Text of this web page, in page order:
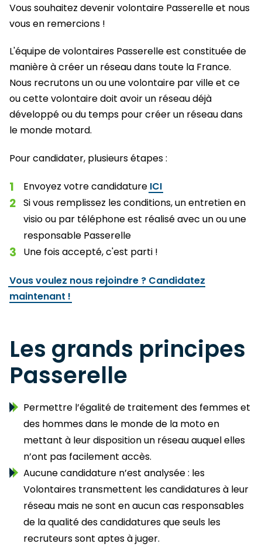
Vous souhaitez devenir volontaire Passerelle et nous
vous en remercions !
L'équipe de volontaires Passerelle est constituée de
manière à créer un réseau dans toute la France.
Nous recrutons un ou une volontaire par ville et ce
ou cette volontaire doit avoir un réseau déjà
développé ou du temps pour créer un réseau dans
le monde motard.
Pour candidater, plusieurs étapes :
Envoyez votre candidature ICI
Si vous remplissez les conditions, un entretien en
visio ou par téléphone est réalisé avec un ou une
responsable Passerelle
Une fois accepté, c'est parti !
Vous voulez nous rejoindre ? Candidatez
maintenant !
Les grands principes
Passerelle
Permettre l’égalité de traitement des femmes et
des hommes dans le monde de la moto en
mettant à leur disposition un réseau auquel elles
n’ont pas facilement accès.
Aucune candidature n’est analysée : les
Volontaires transmettent les candidatures à leur
réseau mais ne sont en aucun cas responsables
de la qualité des candidatures que seuls les
recruteurs sont aptes à juger.